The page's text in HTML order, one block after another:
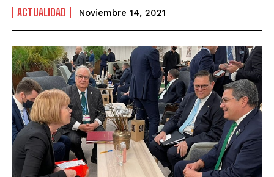
ACTUALIDAD Noviembre 14, 2021